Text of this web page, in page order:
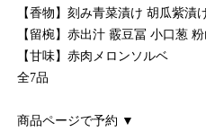
【香物】刻み青菜漬け 胡瓜紫漬
【留椀】赤出汁 霰豆冨 小口葱
【甘味】赤肉メロンソルベ
全7品
商品ページで予約 ▼